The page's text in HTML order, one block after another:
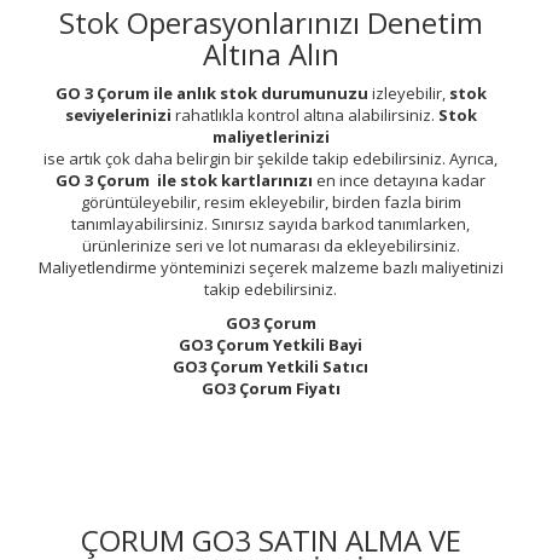
Stok Operasyonlarınızı Denetim
Altına Alın
GO 3 Çorum ile anlık stok durumunuzu izleyebilir, stok
seviyelerinizi rahatlıkla kontrol altına alabilirsiniz. Stok
maliyetlerinizi
ise artık çok daha belirgin bir şekilde takip edebilirsiniz. Ayrıca,
GO 3 Çorum ile stok kartlarınızı en ince detayına kadar
görüntüleyebilir, resim ekleyebilir, birden fazla birim
tanımlayabilirsiniz. Sınırsız sayıda barkod tanımlarken,
ürünlerinize seri ve lot numarası da ekleyebilirsiniz.
Maliyetlendirme yönteminizi seçerek malzeme bazlı maliyetinizi
takip edebilirsiniz.
GO3 Çorum
GO3 Çorum Yetkili Bayi
GO3 Çorum Yetkili Satıcı
GO3 Çorum Fiyatı
ÇORUM GO3 SATIN ALMA VE